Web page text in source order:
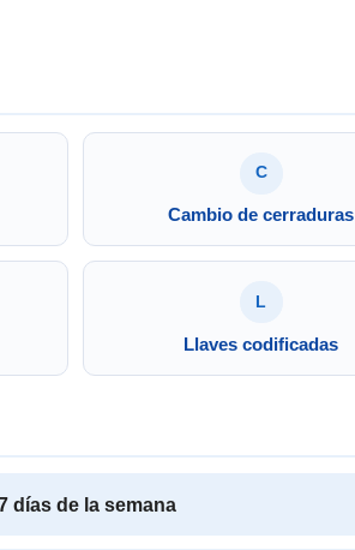
C
Cambio de cerraduras
L
Llaves codificadas
días de la semana